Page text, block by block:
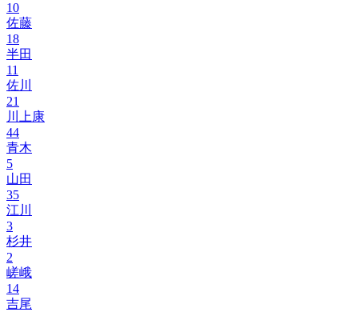
10
佐藤
18
半田
11
佐川
21
川上康
44
青木
5
山田
35
江川
3
杉井
2
嵯峨
14
吉尾